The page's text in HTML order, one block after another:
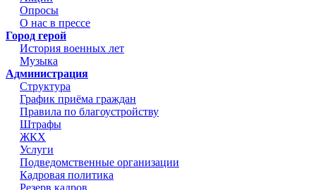
Опросы
О нас в прессе
Город герой
История военных лет
Музыка
Администрация
Структура
График приёма граждан
Правила по благоустройству
Штрафы
ЖКХ
Услуги
Подведомственные организации
Кадровая политика
Резерв кадров